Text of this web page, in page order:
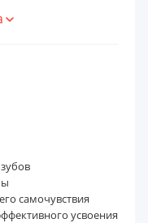
самочувствия
усвоения